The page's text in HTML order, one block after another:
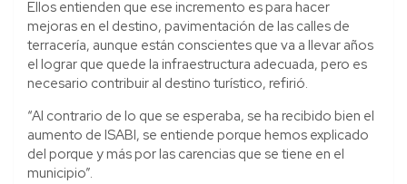
Ellos entienden que ese incremento es para hacer
mejoras en el destino, pavimentación de las calles de
terracería, aunque están conscientes que va a llevar años
el lograr que quede la infraestructura adecuada, pero es
necesario contribuir al destino turístico, refirió.
“Al contrario de lo que se esperaba, se ha recibido bien el
aumento de ISABI, se entiende porque hemos explicado
del porque y más por las carencias que se tiene en el
municipio”.